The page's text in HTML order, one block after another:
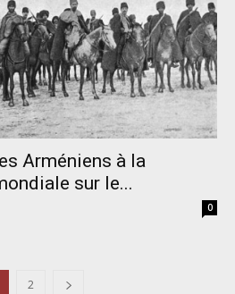
Arméniens à la
sur le...
0
2